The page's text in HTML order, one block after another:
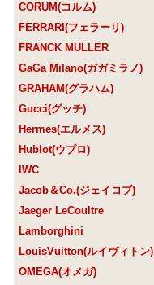
CORUM(コルム)
FERRARI(フェラーリ)
FRANCK MULLER
GaGa Milano(ガガミラノ)
GRAHAM(グラハム)
Gucci(グッチ)
Hermes(エルメス)
Hublot(ウブロ)
IWC
Jacob＆Co.(ジェイコブ)
Jaeger LeCoultre
Lamborghini
LouisVuitton(ルイヴィトン)
OMEGA(オメガ)